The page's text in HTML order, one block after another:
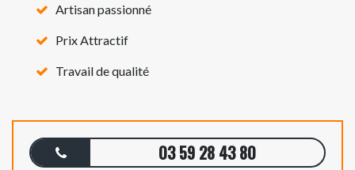
Artisan passionné
Prix Attractif
Travail de qualité
03 59 28 43 80